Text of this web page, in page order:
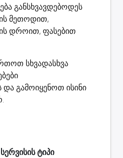
განსხვავდებოდეს
მეთოდით,
დროით, ფასებით
სხვადასხვა
გამოიყენოთ ისინი
სერვისის ტიპი